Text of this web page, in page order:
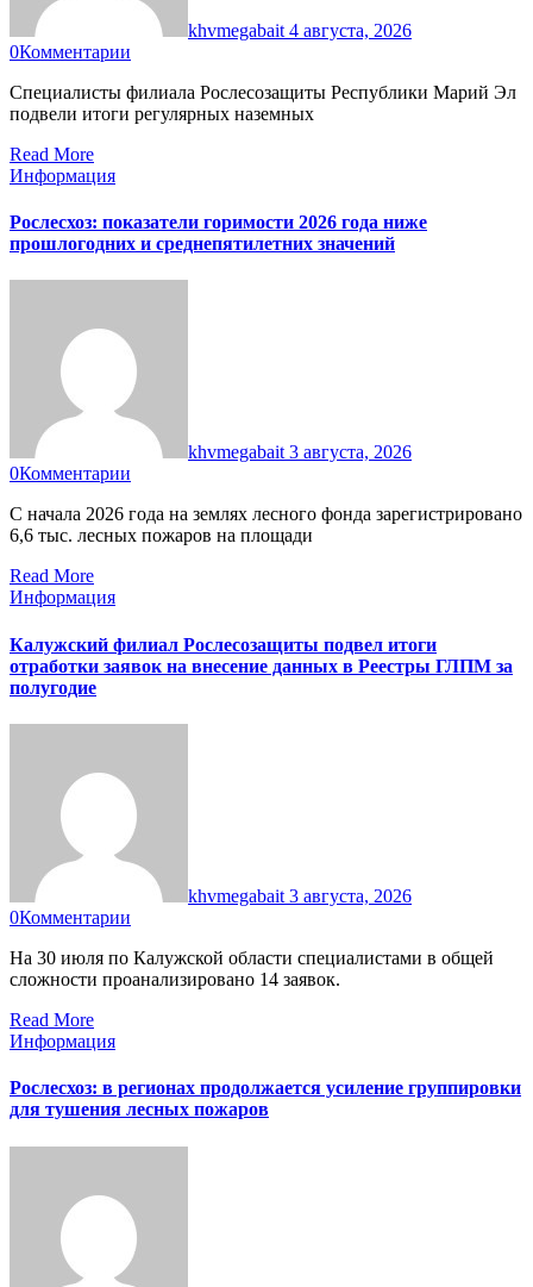
khvmegabait 4 августа, 2026
0Комментарии
Специалисты филиала Рослесозащиты Республики Марий Эл
подвели итоги регулярных наземных
Read More
Информация
Рослесхоз: показатели горимости 2026 года ниже
прошлогодних и среднепятилетних значений
khvmegabait3 августа, 2026
0Комментарии
С начала 2026 года на землях лесного фонда зарегистрировано
6,6 тыс. лесных пожаров на площади
Read More
Информация
Калужский филиал Рослесозащиты подвел итоги
отработки заявок на внесение данных в Реестры ГЛПМ за
полугодие
khvmegabait 3 августа, 2026
0Комментарии
На 30 июля по Калужской области специалистами в общей
сложности проанализировано 14 заявок.
Read More
Информация
Рослесхоз: в регионах продолжается усиление группировки
для тушения лесных пожаров